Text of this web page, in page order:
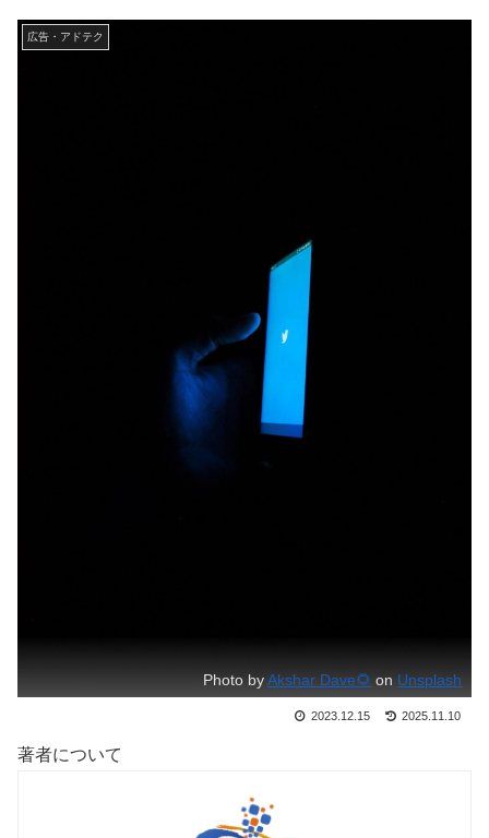
広告・アドテク
Photo byAkshar Dave🌻 on Unsplash
2023.12.15 2025.11.10
著者について